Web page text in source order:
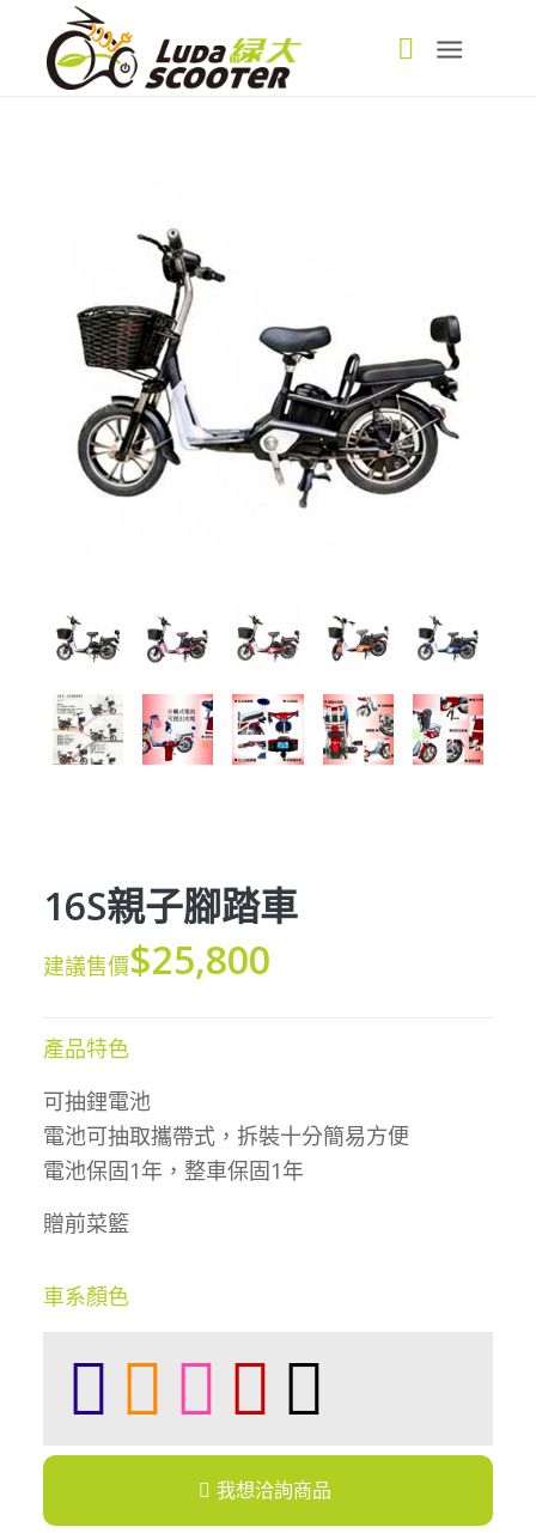
16S親子腳踏車
建議售價$25,800
產品特色
可抽鋰電池
電池可抽取攜帶式，拆裝十分簡易方便
電池保固1年，整車保固1年
贈前菜籃
車系顏色
我想洽詢商品